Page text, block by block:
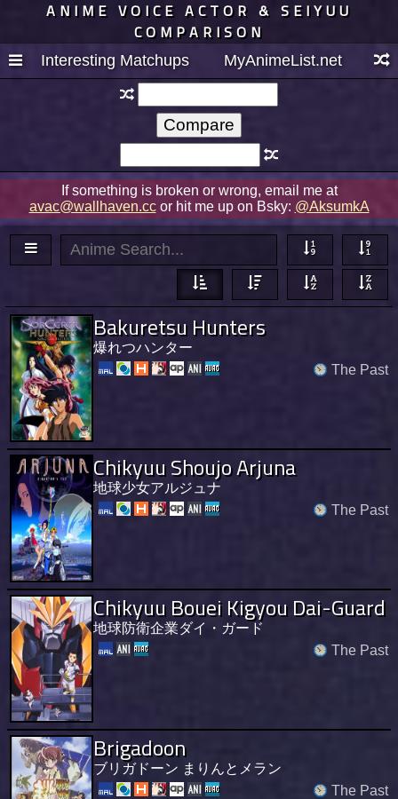
ANIME VOICE ACTOR & SEIYUU
COMPARISON
Interesting Matchups MyAnimeList.net
If something is broken or wrong, email me at
avac@wallhaven.ccor hit me up on Bsky: @AksumkA
Bakuretsu Hunters
爆れつハンター
The Past
Chikyuu Shoujo Arjuna
地球少女アルジュナ
The Past
Chikyuu Bouei Kigyou Dai-Guard
地球防衛企業ダイ・ガード
The Past
Brigadoon
ブリガドーン まりんとメラン
The Past